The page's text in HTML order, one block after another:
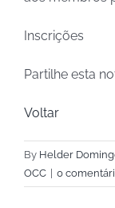
Inscrições
Partilhe esta
Voltar
By Helder
OCC
0